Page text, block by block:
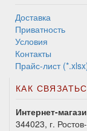
Доставка
Приватность
Условия
Контакты
Прайс-лист
КАК
Интернет-
344023, г.